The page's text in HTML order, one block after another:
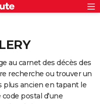
au carnet des décès des
recherche ou trouver un
plus ancien en tapant le
postal d'une